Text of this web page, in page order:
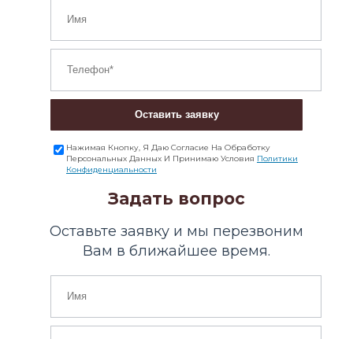
Оставить заявку
Нажимая Кнопку, Я Даю Согласие На Обработку
Персональных Данных И Принимаю Условия Политики
Конфиденциальности
Задать вопрос
Оставьте заявку и мы перезвоним
Вам в ближайшее время.